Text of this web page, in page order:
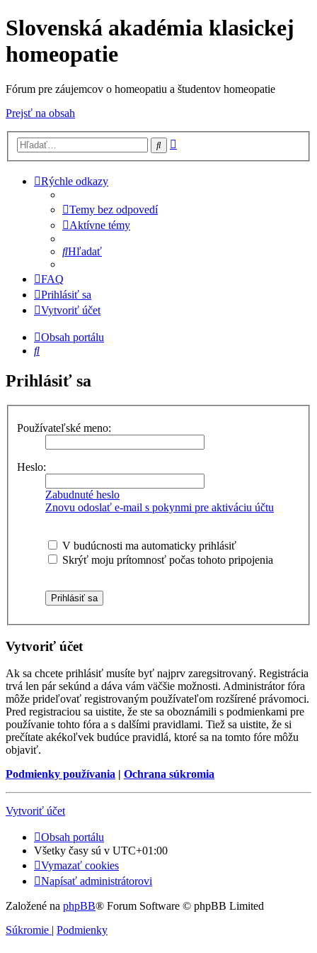
Slovenská akadémia klasickej
homeopatie
Fórum pre záujemcov o homeopatiu a študentov homeopatie
Prejsť na obsah
Hľadať
Rýchle odkazy
Temy bez odpovedí
Aktívne témy
Hľadať
FAQ
Prihlásiť sa
Vytvoriť účet
Obsah portálu
Hľadať
Prihlásiť sa
Používateľské meno:
Heslo:
Zabudnuté heslo
Znovu odoslať e-mail s pokynmi pre aktiváciu účtu
V budúcnosti ma automaticky prihlásiť
Skrýť moju prítomnosť počas tohoto pripojenia
Vytvoriť účet
Ak sa chcete prihlásiť musíte byť najprv zaregsitrovaný. Registrácia
trvá len pár sekúnd a dáva vám väčšie možnosti. Administrátor fóra
môže prideľovať registrovaným používateľom rozšírené právomoci.
Pred registraciou sa uistite, že ste sa oboznámili s podmienkami pre
používanie tohto fóra a s dalšími pravidlami. Tiež sa uistite, že si
prečítate akékoľvek budúce pravidlá, ktoré sa na tomto fóre môžu
objaviť.
Podmienky používania | Ochrana súkromia
Vytvoriť účet
Obsah portálu
Všetky časy sú v UTC+01:00
Vymazať cookies
Napísať administrátorovi
Založené na phpBB® Forum Software © phpBB Limited
Súkromie | Podmienky